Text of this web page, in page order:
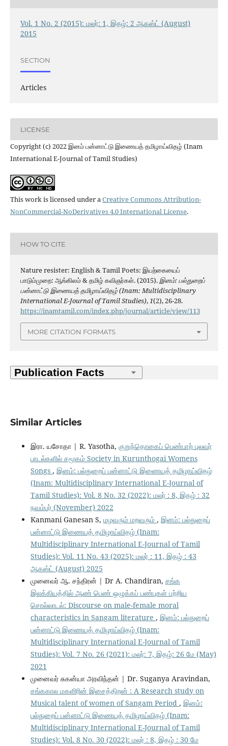
Vol. 1 No. 2 (2015): மலர்: 1, இதழ்: 2 ஆகஸ்ட் (August)
2015
SECTION
Articles
LICENSE
Copyright (c) 2022 இனம் பன்னாட்டு இணையத் தமிழாய்விதழ் (Inam
International E-Journal of Tamil Studies)
This work is licensed under aCreative Commons Attribution-
NonCommercial-NoDerivatives 4.0 International License.
HOW TO CITE
Nature resister: English & Tamil Poets: இயற்கையைப்
பாடும்முறை: ஆங்கிலம் & தமிழ் கவிஞர்கள். (2015).இனம்: பல்துறைப்
பன்னாட்டு இணையத் தமிழாய்விதழ் (Inam: Multidisciplinary
International E-Journal of Tamil Studies),1(2), 26-28.
https://inamtamil.com/index.php/journal/article/view/113
MORE CITATION FORMATS
Similar Articles
இரா. யசோதா | R. Yasotha, குறுந்தொகைப் பெண்பாற் புலவர்
பாடல்களில் சமூகம் Society in Kurunthogai Womens
Songs , இனம்: பல்துறைப் பன்னாட்டு இணையத் தமிழாய்விதழ்
(Inam: Multidisciplinary International E-Journal of
Tamil Studies): Vol. 8 No. 32 (2022): மலர் : 8, இதழ் : 32
நவம்பர் (November) 2022
Kanmani Ganesan S, மழவரும் மறவரும் , இனம்: பல்துறைப்
பன்னாட்டு இணையத் தமிழாய்விதழ் (Inam:
Multidisciplinary International E-Journal of Tamil
Studies): Vol. 11 No. 43 (2025): மலர் : 11, இதழ் : 43
ஆகஸ்ட் (August) 2025
முனைவர் ஆ. சந்திரன் | Dr A. Chandiran, சங்க
இலக்கியத்தில் ஆண் பெண் ஒழுக்கப் பண்புகள் பற்றிய
சொல்லாடல்: Discourse on male-female moral
characteristics in Sangam literature , இனம்: பல்துறைப்
பன்னாட்டு இணையத் தமிழாய்விதழ் (Inam:
Multidisciplinary International E-Journal of Tamil
Studies): Vol. 7 No. 26 (2021): மலர்: 7, இதழ்: 26 மே (May)
2021
முனைவர் சுகன்யா அரவிந்தன் | Dr. Suganya Aravindan,
சங்ககால மகளிரின் இசைத்திறன் : A Research study on
Musical talent of women of Sangam Period , இனம்:
பல்துறைப் பன்னாட்டு இணையத் தமிழாய்விதழ் (Inam:
Multidisciplinary International E-Journal of Tamil
Studies): Vol. 8 No. 30 (2022): மலர் : 8, இதழ் : 30 மே